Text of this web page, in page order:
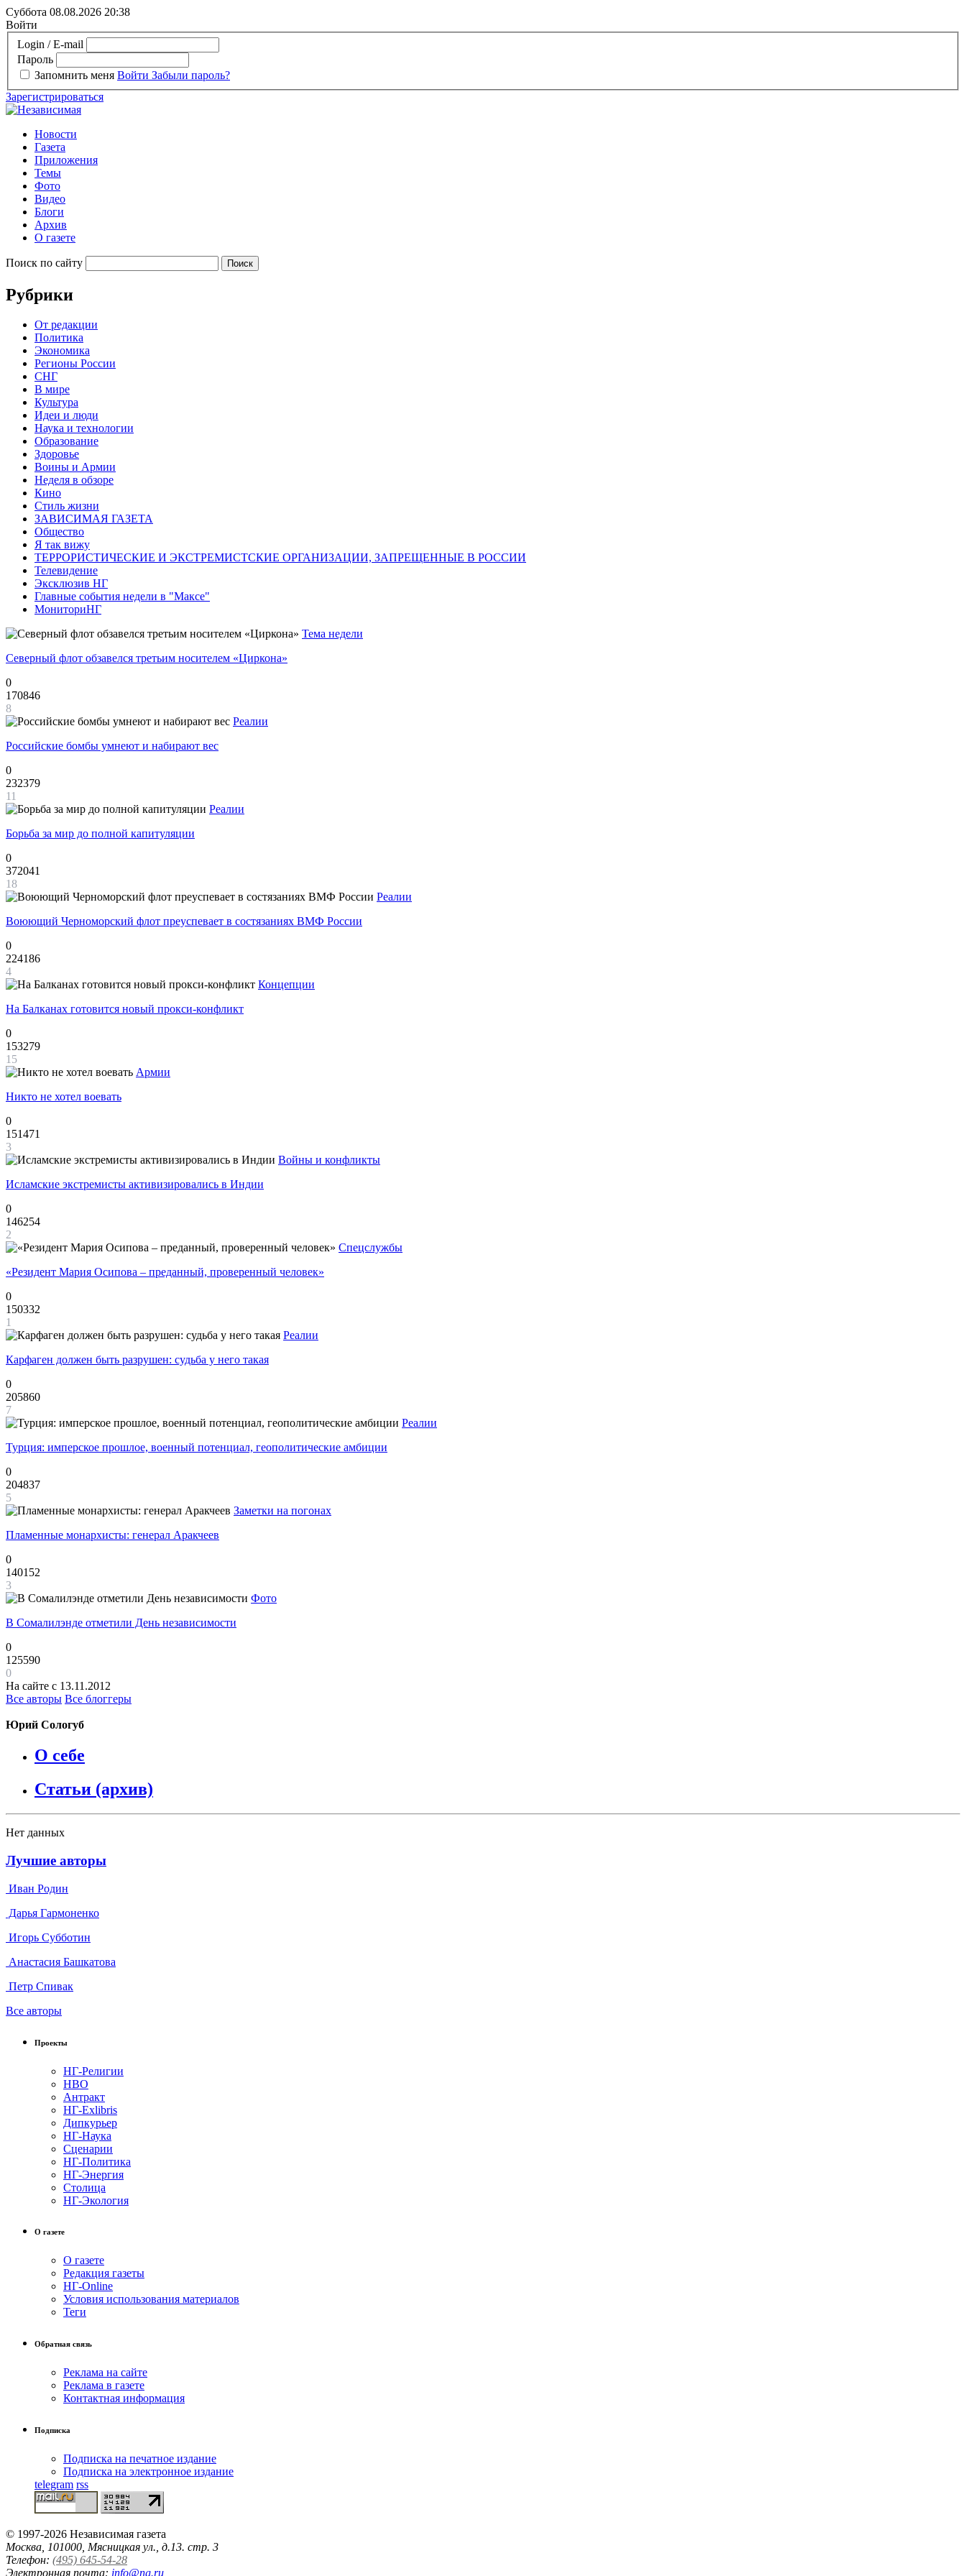
Суббота 08.08.2026 20:38
Войти
Login / E-mail
Пароль
Запомнить меня Войти Забыли пароль?
Зарегистрироваться
Новости
Газета
Приложения
Темы
Фото
Видео
Блоги
Архив
О газете
Поиск по сайту
Рубрики
От редакции
Политика
Экономика
Регионы России
СНГ
В мире
Культура
Идеи и люди
Наука и технологии
Образование
Здоровье
Воины и Армии
Неделя в обзоре
Кино
Стиль жизни
ЗАВИСИМАЯ ГАЗЕТА
Общество
Я так вижу
ТЕРРОРИСТИЧЕСКИЕ И ЭКСТРЕМИСТСКИЕ ОРГАНИЗАЦИИ, ЗАПРЕЩЕННЫЕ В РОССИИ
Телевидение
Эксклюзив НГ
Главные события недели в "Максе"
МониториНГ
Тема недели
Северный флот обзавелся третьим носителем «Циркона»
0
170846
8
Реалии
Российские бомбы умнеют и набирают вес
0
232379
11
Реалии
Борьба за мир до полной капитуляции
0
372041
18
Реалии
Воюющий Черноморский флот преуспевает в состязаниях ВМФ России
0
224186
4
Концепции
На Балканах готовится новый прокси-конфликт
0
153279
15
Армии
Никто не хотел воевать
0
151471
3
Войны и конфликты
Исламские экстремисты активизировались в Индии
0
146254
2
Спецслужбы
«Резидент Мария Осипова – преданный, проверенный человек»
0
150332
1
Реалии
Карфаген должен быть разрушен: судьба у него такая
0
205860
7
Реалии
Турция: имперское прошлое, военный потенциал, геополитические амбиции
0
204837
5
Заметки на погонах
Пламенные монархисты: генерал Аракчеев
0
140152
3
Фото
В Сомалилэнде отметили День независимости
0
125590
0
На сайте с 13.11.2012
Все авторы Все блоггеры
Юрий Сологуб
О себе
Статьи (архив)
Нет данных
Лучшие авторы
Иван Родин
Дарья Гармоненко
Игорь Субботин
Анастасия Башкатова
Петр Спивак
Все авторы
Проекты
НГ-Религии
НВО
Антракт
НГ-Exlibris
Дипкурьер
НГ-Наука
Сценарии
НГ-Политика
НГ-Энергия
Столица
НГ-Экология
О газете
О газете
Редакция газеты
НГ-Online
Условия использования материалов
Теги
Обратная связь
Реклама на сайте
Реклама в газете
Контактная информация
Подписка
Подписка на печатное издание
Подписка на электронное издание
telegram rss
© 1997-2026 Независимая газета
Москва, 101000, Мясницкая ул., д.13. стр. 3
Телефон: (495) 645-54-28
Электронная почта: info@ng.ru